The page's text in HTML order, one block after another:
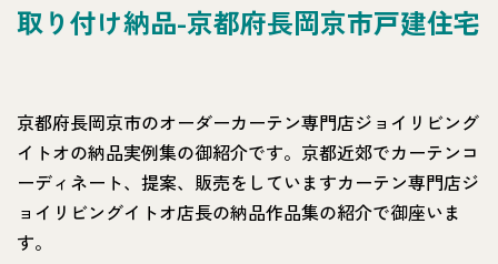
取り付け納品-京都府長岡京市戸建住宅
京都府長岡京市のオーダーカーテン専門店ジョイリビング
イトオの納品実例集の御紹介です。京都近郊でカーテンコ
ーディネート、提案、販売をしていますカーテン専門店ジ
ョイリビングイトオ店長の納品作品集の紹介で御座いま
す。